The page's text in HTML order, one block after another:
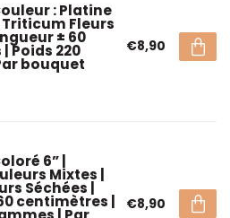
: Platine
Fleurs
± 60
Poids 220
bouquet
€8,90
6” |
Mixtes |
Séchées |
centimètres | €8,90